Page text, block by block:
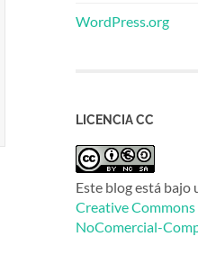
WordPress.org
LICENCIA CC
Este blog está bajo
Creative
NoComercial-